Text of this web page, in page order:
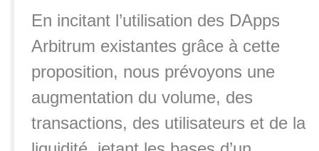
En incitant l’utilisation des DApps
Arbitrum existantes grâce à cette
proposition, nous prévoyons une
augmentation du volume, des
transactions, des utilisateurs et de la